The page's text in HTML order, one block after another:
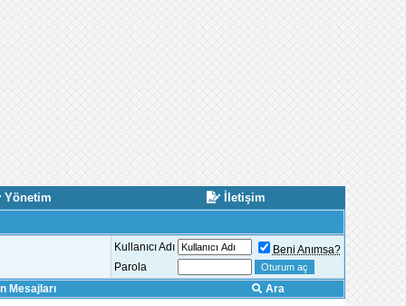
Yönetim İletişim
Kullanıcı Adı
Beni Anımsa?
Parola
Mesajları Ara